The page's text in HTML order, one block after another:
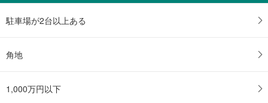
駐車場が2台以上ある
角地
1,000万円以下